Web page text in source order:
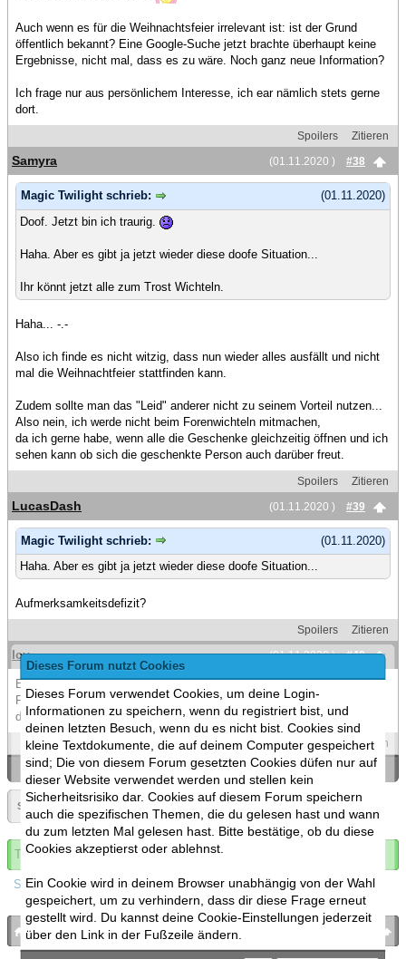
Dieses Forum nutzt Cookies
Dieses Forum verwendet Cookies, um deine Login-
Informationen zu speichern, wenn du registriert bist, und
deinen letzten Besuch, wenn du es nicht bist. Cookies sind
kleine Textdokumente, die auf deinem Computer gespeichert
sind; Die von diesem Forum gesetzten Cookies düfen nur auf
dieser Website verwendet werden und stellen kein
Sicherheitsrisiko dar. Cookies auf diesem Forum speichern
auch die spezifischen Themen, die du gelesen hast und wann
du zum letzten Mal gelesen hast. Bitte bestätige, ob du diese
Cookies akzeptierst oder ablehnst.
Ein Cookie wird in deinem Browser unabhängig von der Wahl
gespeichert, um zu verhindern, dass dir diese Frage erneut
gestellt wird. Du kannst deine Cookie-Einstellungen jederzeit
über den Link in der Fußzeile ändern.
Auch wenn es für die Weihnachtsfeier irrelevant ist: ist der Grund
öffentlich bekannt? Eine Google-Suche jetzt brachte überhaupt keine
Ergebnisse, nicht mal, dass es zu wäre. Noch ganz neue Information?
Ich frage nur aus persönlichem Interesse, ich ear nämlich stets gerne
dort.
Spoilers
Zitieren
(01.11.2020 )
#38
Samyra
(01.11.2020)
Magic Twilight schrieb:
Doof. Jetzt bin ich traurig.
Haha. Aber es gibt ja jetzt wieder diese doofe Situation...
Ihr könnt jetzt alle zum Trost Wichteln.
Haha... -.-
Also ich finde es nicht witzig, dass nun wieder alles ausfällt und nicht
mal die Weihnachtfeier stattfinden kann.
Zudem sollte man das "Leid" anderer nicht zu seinem Vorteil nutzen...
Also nein, ich werde nicht beim Forenwichteln mitmachen,
da ich gerne habe, wenn alle die Geschenke gleichzeitig öffnen und ich
sehen kann ob sich die geschenkte Person auch darüber freut.
Spoilers
Zitieren
(01.11.2020 )
#39
LucasDash
(01.11.2020)
Magic Twilight schrieb:
Haha. Aber es gibt ja jetzt wieder diese doofe Situation...
Aufmerksamkeitsdefizit?
Spoilers
Zitieren
(01.11.2020 )
#40
Icy
Einfach ignorieren. Wer weiß warum man so besessen von einer
Forenaktion sein kann in der man selbst keine Aktien drin hat außer
das man teilnimmt.
Spoilers Zitieren
«Ein Thema zurück|Ein Thema vor»
Seite:
Thema abonnieren
Spoilers
bronies.de